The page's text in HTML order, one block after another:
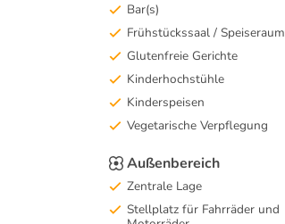
Bar(s)
Frühstückssaal / Speiseraum
Glutenfreie Gerichte
Kinderhochstühle
Kinderspeisen
Vegetarische Verpflegung
Außenbereich
Zentrale Lage
Stellplatz für Fahrräder und